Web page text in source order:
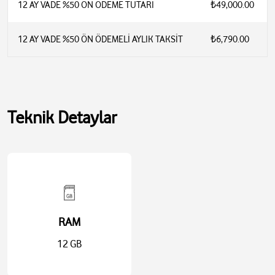
12 AY VADE %50 ÖN ÖDEME TUTARI ₺49,000.00
12 AY VADE %50 ÖN ÖDEMELİ AYLIK TAKSİT ₺6,790.00
Teknik Detaylar
RAM
12 GB